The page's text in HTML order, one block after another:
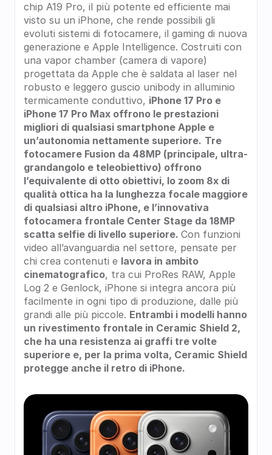
chip A19 Pro, il più potente ed efficiente mai
visto su un iPhone, che rende possibili gli
evoluti sistemi di fotocamere, il gaming di nuova
generazione e Apple Intelligence. Costruiti con
una vapor chamber (camera di vapore)
progettata da Apple che è saldata al laser nel
robusto e leggero guscio unibody in alluminio
termicamente conduttivo, iPhone 17 Pro e
iPhone 17 Pro Max offrono le prestazioni
migliori di qualsiasi smartphone Apple e
un’autonomia nettamente superiore. Tre
fotocamere Fusion da 48MP (principale, ultra-
grandangolo e teleobiettivo) offrono
l’equivalente di otto obiettivi, lo zoom 8x di
qualità ottica ha la lunghezza focale maggiore
di qualsiasi altro iPhone, e l’innovativa
fotocamera frontale Center Stage da 18MP
scatta selfie di livello superiore. Con funzioni
video all’avanguardia nel settore, pensate per
chi crea contenuti e lavora in ambito
cinematografico, tra cui ProRes RAW, Apple
Log 2 e Genlock, iPhone si integra ancora più
facilmente in ogni tipo di produzione, dalle più
grandi alle più piccole. Entrambi i modelli hanno
un rivestimento frontale in Ceramic Shield 2,
che ha una resistenza ai graffi tre volte
superiore e, per la prima volta, Ceramic Shield
protegge anche il retro di iPhone.